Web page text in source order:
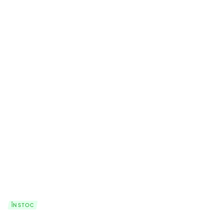
ÎN STOC